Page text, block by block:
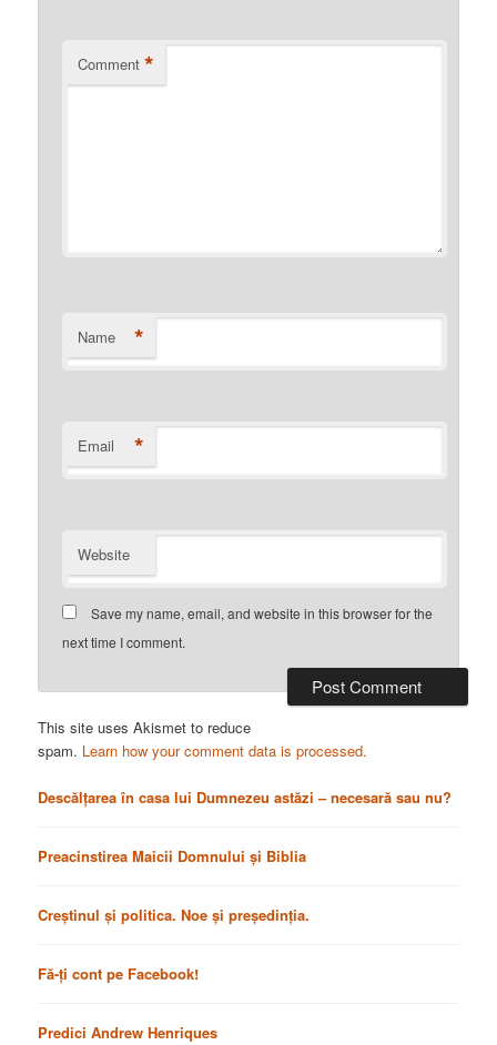
Comment *
Name *
Email *
Website
Save my name, email, and website in this browser for the
next time I comment.
This site uses Akismet to reduce
spam. Learn how your comment data is processed.
Descălțarea în casa lui Dumnezeu astăzi – necesară sau nu?
Preacinstirea Maicii Domnului și Biblia
Creștinul și politica. Noe și președinția.
Fă-ți cont pe Facebook!
Predici Andrew Henriques